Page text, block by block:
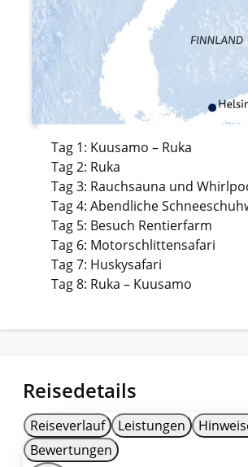
Tag 1: Kuusamo – Ruka
Tag 2: Ruka
Tag 3: Rauchsauna und
Tag 4: Abendliche
Tag 5: Besuch Rentierfarm
Tag 6: Motorschlittensafari
Tag 7: Huskysafari
Tag 8: Ruka – Kuusamo
Reisedetails
Reiseverlauf Leistungen
Bewertungen